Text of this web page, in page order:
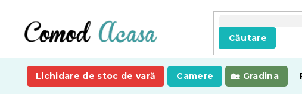
conținut
Căutare
Lichidare de stoc de vară Camere Gradina